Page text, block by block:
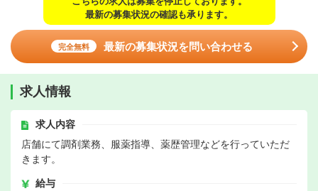
最新の募集状況の確認も承ります。
完全無料 最新の募集状況を問い合わせる
求人情報
求人内容
店舗にて調剤業務、服薬指導、薬歴管理などを行っていただ
きます。
給与